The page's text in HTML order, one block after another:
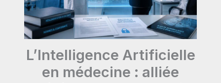
L’Intelligence Artificielle
en médecine : alliée